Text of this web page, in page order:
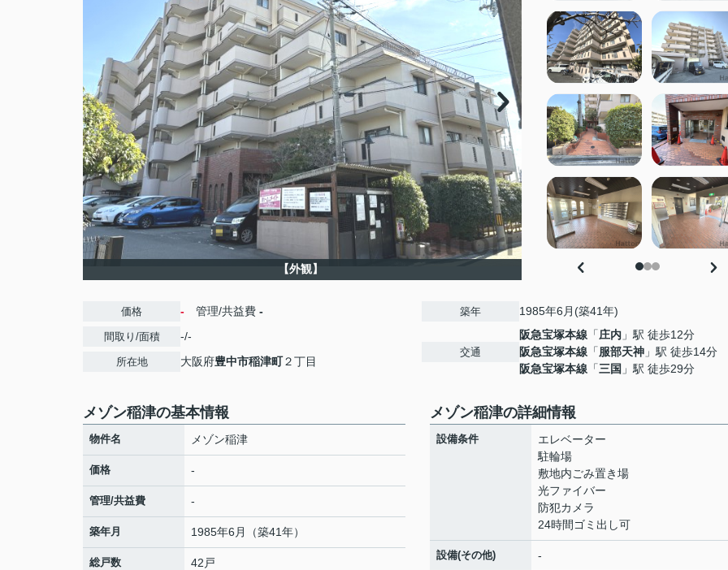
【外観】
価格 - 管理/共益費 -
間取り/面積 -/-
所在地 大阪府豊中市稲津町２丁目
築年 1985年6月(築41年)
交通
阪急宝塚本線 「庄内 」駅 徒歩12分
阪急宝塚本線 「服部天神 」駅 徒歩14分
阪急宝塚本線 「三国 」駅 徒歩29分
メゾン稲津の基本情報
物件名 メゾン稲津
価格 -
管理/共益費 -
築年月 1985年6月（築41年）
総戸数 42戸
メゾン稲津の詳細情報
設備条件
エレベーター
駐輪場
敷地内ごみ置き場
光ファイバー
防犯カメラ
24時間ゴミ出し可
設備(その他) -